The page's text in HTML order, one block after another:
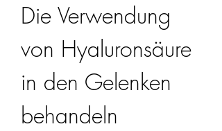
Die Verwendung
von Hyaluronsäure
in den Gelenken
behandeln